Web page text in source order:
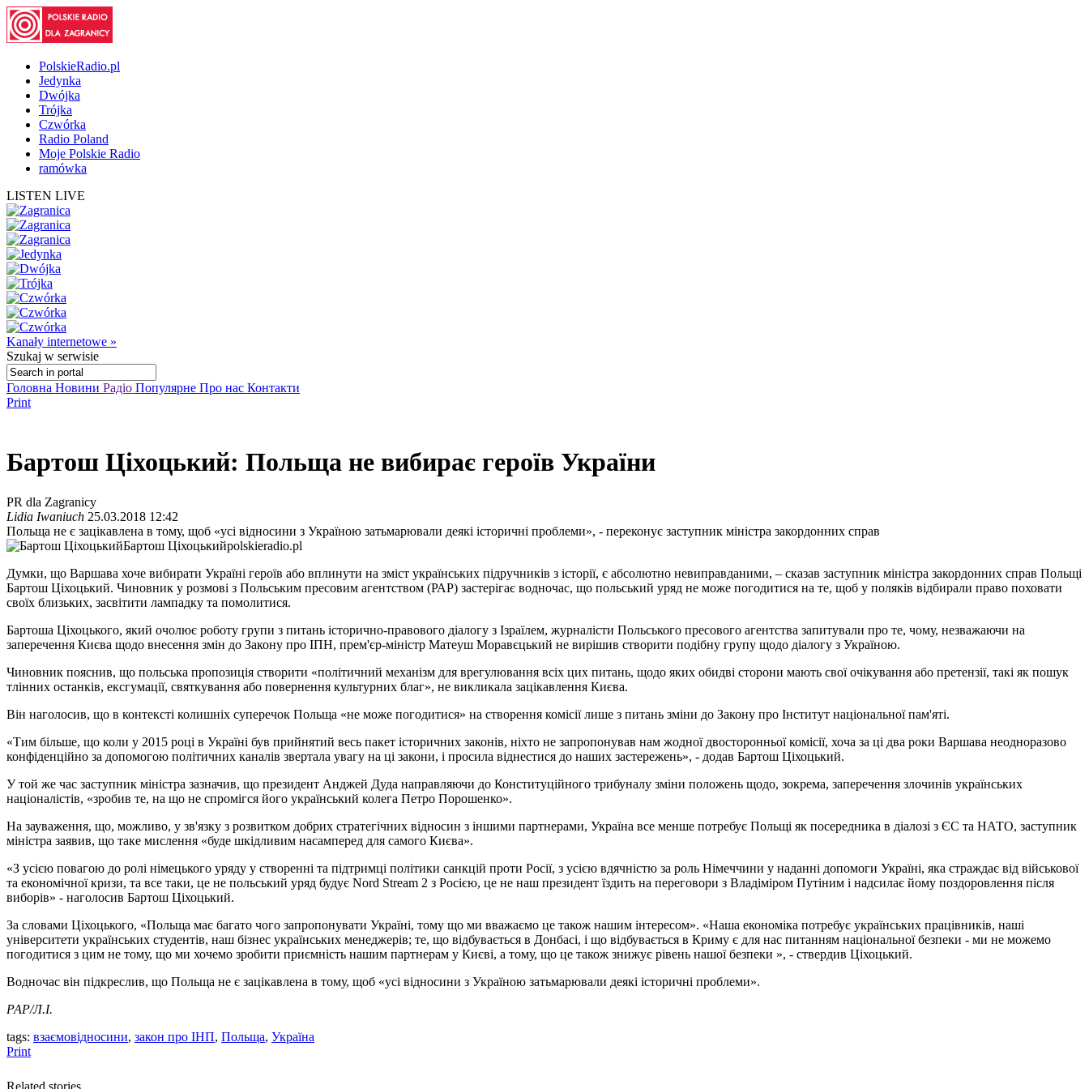
PolskieRadio.pl
Jedynka
Dwójka
Trójka
Czwórka
Radio Poland
Moje Polskie Radio
ramówka
LISTEN LIVE
Kanały internetowe »
Szukaj w serwisie
Головна Новини Радіо Популярне Про нас Контакти
Print
Бартош Ціхоцький: Польща не вибирає героїв України
PR dla Zagranicy
Lidia Iwaniuch 25.03.2018 12:42
Польща не є зацікавлена в тому, щоб «усі відносини з Україною затьмарювали деякі історичні проблеми», - переконує заступник міністра закордонних справ
Бартош Ціхоцькийpolskieradio.pl
Думки, що Варшава хоче вибирати Україні героїв або вплинути на зміст українських підручників з історії, є абсолютно невиправданими, – сказав заступник міністра закордонних справ Польщі
Бартош Ціхоцький. Чиновник у розмові з Польським пресовим агентством (РАР) застерігає водночас, що польський уряд не може погодитися на те, щоб у поляків відбирали право поховати
своїх близьких, засвітити лампадку та помолитися.
Бартоша Ціхоцького, який очолює роботу групи з питань історично-правового діалогу з Ізраїлем, журналісти Польського пресового агентства запитували про те, чому, незважаючи на
заперечення Києва щодо внесення змін до Закону про ІПН, прем'єр-міністр Матеуш Моравєцький не вирішив створити подібну групу щодо діалогу з Україною.
Чиновник пояснив, що польська пропозиція створити «політичний механізм для врегулювання всіх цих питань, щодо яких обидві сторони мають свої очікування або претензії, такі як пошук
тлінних останків, ексгумації, святкування або повернення культурних благ», не викликала зацікавлення Києва.
Він наголосив, що в контексті колишніх суперечок Польща «не може погодитися» на створення комісії лише з питань зміни до Закону про Інститут національної пам'яті.
«Тим більше, що коли у 2015 році в Україні був прийнятий весь пакет історичних законів, ніхто не запропонував нам жодної двосторонньої комісії, хоча за ці два роки Варшава неодноразово
конфіденційно за допомогою політичних каналів звертала увагу на ці закони, і просила віднестися до наших застережень», - додав Бартош Ціхоцький.
У той же час заступник міністра зазначив, що президент Анджей Дуда направляючи до Конституційного трибуналу зміни положень щодо, зокрема, заперечення злочинів українських
націоналістів, «зробив те, на що не спромігся його український колега Петро Порошенко».
На зауваження, що, можливо, у зв'язку з розвитком добрих стратегічних відносин з іншими партнерами, Україна все менше потребує Польщі як посередника в діалозі з ЄС та НАТО, заступник
міністра заявив, що таке мислення «буде шкідливим насамперед для самого Києва».
«З усією повагою до ролі німецького уряду у створенні та підтримці політики санкцій проти Росії, з усією вдячністю за роль Німеччини у наданні допомоги Україні, яка страждає від військової
та економічної кризи, та все таки, це не польський уряд будує Nord Stream 2 з Росією, це не наш президент їздить на переговори з Владіміром Путіним і надсилає йому поздоровлення після
виборів» - наголосив Бартош Ціхоцький.
За словами Ціхоцького, «Польща має багато чого запропонувати Україні, тому що ми вважаємо це також нашим інтересом». «Наша економіка потребує українських працівників, наші
університети українських студентів, наш бізнес українських менеджерів; те, що відбувається в Донбасі, і що відбувається в Криму є для нас питанням національної безпеки - ми не можемо
погодитися з цим не тому, що ми хочемо зробити приємність нашим партнерам у Києві, а тому, що це також знижує рівень нашої безпеки », - ствердив Ціхоцький.
Водночас він підкреслив, що Польща не є зацікавлена в тому, щоб «усі відносини з Україною затьмарювали деякі історичні проблеми».
РАР/Л.І.
tags: взаємовідносини, закон про ІНП, Польща, Україна
Print
Related stories